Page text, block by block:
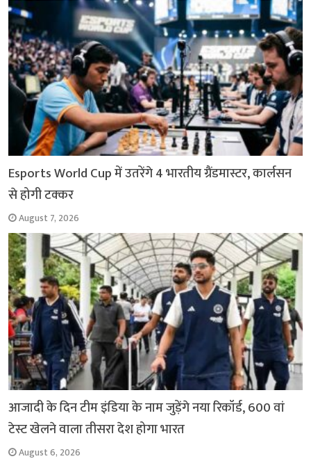
Esports World Cup में उतरेंगे 4 भारतीय ग्रैंडमास्टर, कार्लसन
से होगी टक्कर
August 7, 2026
आजादी के दिन टीम इंडिया के नाम जुड़ेंगे नया रिकॉर्ड, 600 वां
टेस्ट खेलने वाला तीसरा देश होगा भारत
August 6, 2026